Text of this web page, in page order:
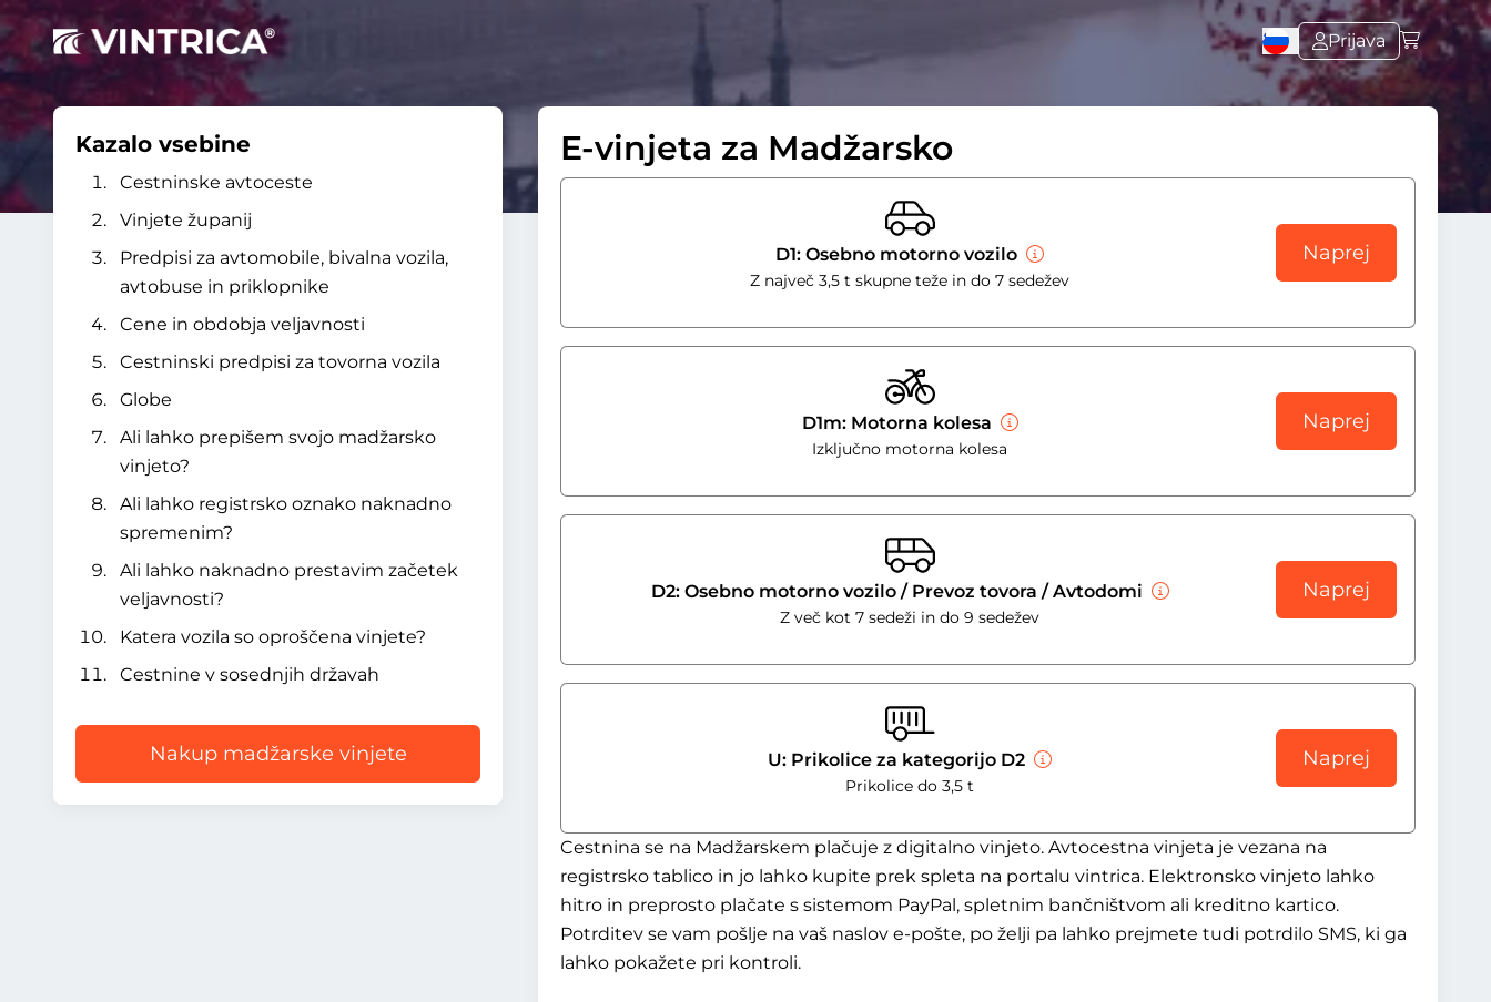
Prijava
Kazalo vsebine
Cestninske avtoceste
Vinjete županij
Predpisi za avtomobile, bivalna vozila,
avtobuse in priklopnike
Cene in obdobja veljavnosti
Cestninski predpisi za tovorna vozila
Globe
Ali lahko prepišem svojo madžarsko
vinjeto?
Ali lahko registrsko oznako naknadno
spremenim?
Ali lahko naknadno prestavim začetek
veljavnosti?
Katera vozila so oproščena vinjete?
Cestnine v sosednjih državah
Nakup madžarske vinjete
E-vinjeta za Madžarsko
D1: Osebno motorno vozilo
Z največ 3,5 t skupne teže in do 7 sedežev
Naprej
D1m: Motorna kolesa
Izključno motorna kolesa
Naprej
D2: Osebno motorno vozilo / Prevoz tovora / Avtodomi
Z več kot 7 sedeži in do 9 sedežev
Naprej
U: Prikolice za kategorijo D2
Prikolice do 3,5 t
Naprej
Cestnina se na Madžarskem plačuje z digitalno vinjeto. Avtocestna vinjeta je vezana na
registrsko tablico in jo lahko kupite prek spleta na portalu vintrica. Elektronsko vinjeto lahko
hitro in preprosto plačate s sistemom PayPal, spletnim bančništvom ali kreditno kartico.
Potrditev se vam pošlje na vaš naslov e-pošte, po želji pa lahko prejmete tudi potrdilo SMS, ki ga
lahko pokažete pri kontroli.